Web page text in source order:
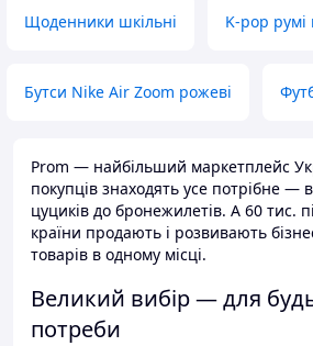
Щоденники шкільні K-pop румі
Бутси Nike Air Zoom рожеві
Prom — найбільший маркетплейс
покупців знаходять усе потрібне —
цуциків до бронежилетів. А 60 тис.
країни продають і розвивають
товарів в одному місці.
Великий вибір — для
потреби